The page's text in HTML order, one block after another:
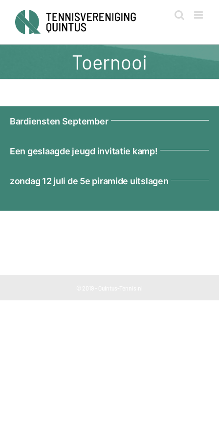
naar
inhoud
Toernooi
Bardiensten September
Een geslaagde jeugd invitatie kamp!
zondag 12 juli de 5e piramide uitslagen